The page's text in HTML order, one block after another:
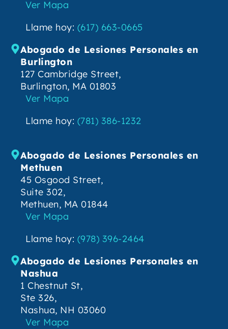
Ver Mapa
Llame hoy: (617) 663-0665
Abogado de Lesiones Personales en
Burlington
127 Cambridge Street,
Burlington, MA 01803
Ver Mapa
Llame hoy: (781) 386-1232
Abogado de Lesiones Personales en
Methuen
45 Osgood Street,
Suite 302,
Methuen, MA 01844
Ver Mapa
Llame hoy: (978) 396-2464
Abogado de Lesiones Personales en
Nashua
1 Chestnut St,
Ste 326,
Nashua, NH 03060
Ver Mapa